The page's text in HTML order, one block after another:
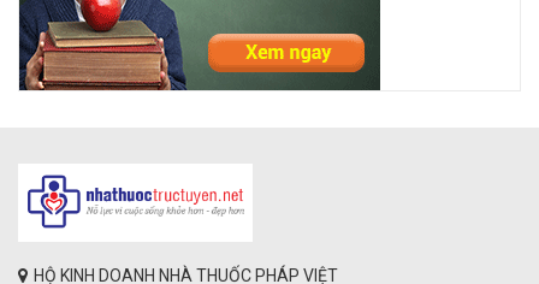
HỘ KINH DOANH NHÀ THUỐC PHÁP VIỆT